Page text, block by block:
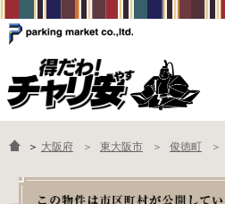
物件一覧
よくあるご質問
＞ 大阪府 東大阪市 俊徳町